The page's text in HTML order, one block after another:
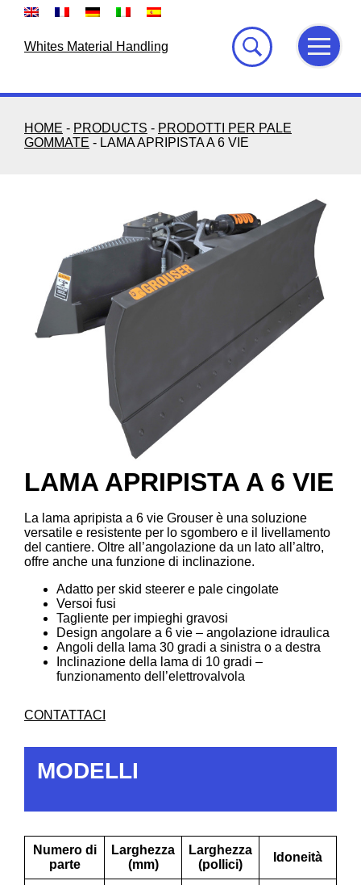
Skip
Whites Material Handling
HOME - PRODUCTS - PRODOTTI PER PALE
GOMMATE - LAMA APRIPISTA A 6 VIE
LAMA APRIPISTA A 6 VIE
La lama apripista a 6 vie Grouser è una soluzione
versatile e resistente per lo sgombero e il livellamento
del cantiere. Oltre all’angolazione da un lato all’altro,
offre anche una funzione di inclinazione.
Adatto per skid steerer e pale cingolate
Versoi fusi
Tagliente per impieghi gravosi
Design angolare a 6 vie – angolazione idraulica
Angoli della lama 30 gradi a sinistra o a destra
Inclinazione della lama di 10 gradi –
funzionamento dell’elettrovalvola
CONTATTACI
MODELLI
Numero di
parte
Larghezza
(mm)
Larghezza
(pollici)
Idoneità